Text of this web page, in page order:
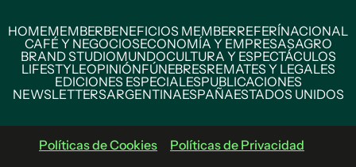
HOMEMEMBERBENEFICIOS MEMBERREFERÍNACIONAL
CAFÉ Y NEGOCIOSECONOMÍA Y EMPRESASAGRO
BRAND STUDIOMUNDOCULTURA Y ESPECTÁCULOS
LIFESTYLEOPINIÓNFÚNEBRESREMATES Y LEGALES
EDICIONES ESPECIALESPUBLICACIONES
NEWSLETTERSARGENTINAESPAÑAESTADOS UNIDOS
Políticas de Cookies
Políticas de Privacidad